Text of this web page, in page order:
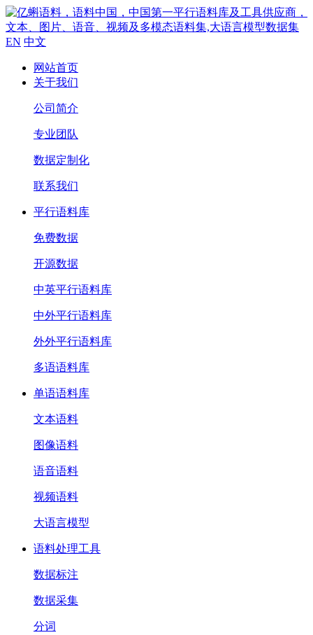
EN 中文
网站首页
关于我们
公司简介
专业团队
数据定制化
联系我们
平行语料库
免费数据
开源数据
中英平行语料库
中外平行语料库
外外平行语料库
多语语料库
单语语料库
文本语料
图像语料
语音语料
视频语料
大语言模型
语料处理工具
数据标注
数据采集
分词